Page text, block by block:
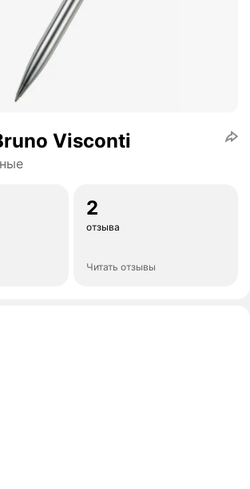
Visconti
2
отзыва
Читать отзывы